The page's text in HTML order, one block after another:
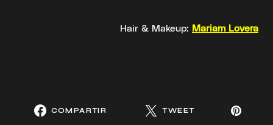
Hair & Makeup: Mariam Lovera
COMPARTIR TWEET